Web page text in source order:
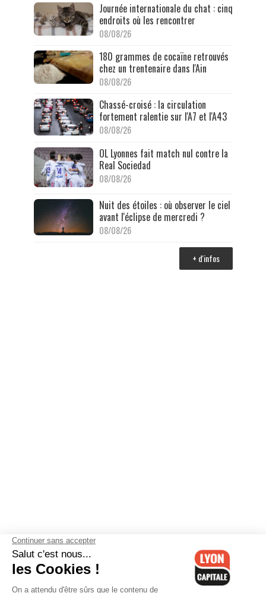
Journée internationale du chat : cinq
endroits où les rencontrer
08/08/26
180 grammes de cocaïne retrouvés
chez un trentenaire dans l'Ain
08/08/26
Chassé-croisé : la circulation
fortement ralentie sur l'A7 et l'A43
08/08/26
OL Lyonnes fait match nul contre la
Real Sociedad
08/08/26
Nuit des étoiles : où observer le ciel
avant l'éclipse de mercredi ?
08/08/26
+ d'infos